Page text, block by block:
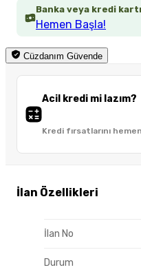
Banka veya kredi
Hemen Başla!
Cüzdanım Güvende
Acil kredi mi lazım?
Kredi fırsatlarını
İlan Özellikleri
İlan No
Durum